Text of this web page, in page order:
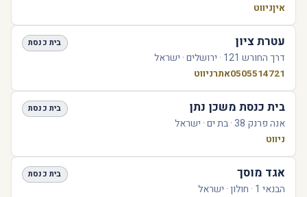
איןניווט
עטרת ציון בית כנסת
דרך החורש 121 · ירושלים · ישראל
0505514721אתרניווט
בית כנסת משכן נתן בית כנסת
אנה פרנק 38 · בת ים · ישראל
ניווט
אגד מוסך בית כנסת
הבנאי 1 · חולון · ישראל